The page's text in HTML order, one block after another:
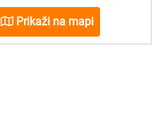
Prikaži na mapi